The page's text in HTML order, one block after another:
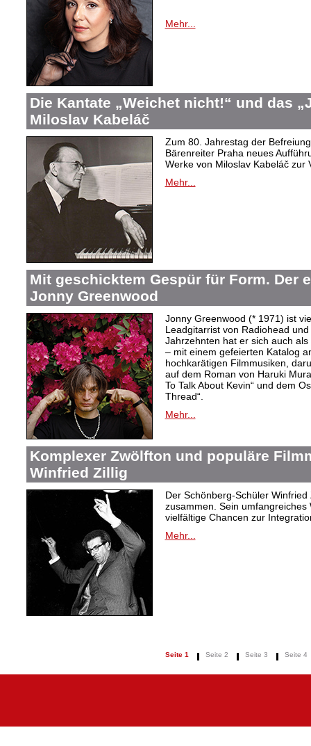
Mehr...
Die Kantate „Weichet nicht!“ und das
Miloslav Kabeláč
Zum 80. Jahrestag der
Bärenreiter Praha neues
Werke von Miloslav Kabeláč zur
Mehr...
Mit geschicktem Gespür für Form. Der
Jonny Greenwood
Jonny Greenwood (* 1971) ist
Leadgitarrist von Radiohead
Jahrzehnten hat er sich auch
– mit einem gefeierten Katalog
hochkarätigen Filmmusiken,
auf dem Roman von Haruki
To Talk About Kevin“ und dem
Thread“.
Mehr...
Komplexer Zwölfton und populäre
Winfried Zillig
Der Schönberg-Schüler
zusammen. Sein
vielfältige Chancen zur
Mehr...
Seite 1 Seite 2 Seite 3 Seite 4